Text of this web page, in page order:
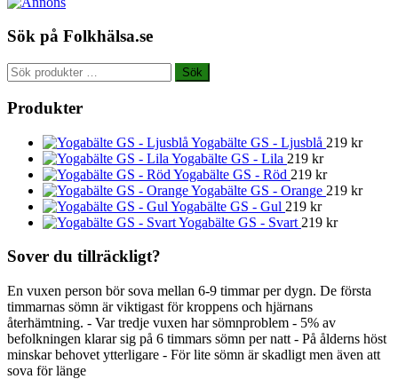
Sök på Folkhälsa.se
Sök
efter:
Sök
Produkter
Yogabälte GS - Ljusblå 219 kr
Yogabälte GS - Lila 219 kr
Yogabälte GS - Röd 219 kr
Yogabälte GS - Orange 219 kr
Yogabälte GS - Gul 219 kr
Yogabälte GS - Svart 219 kr
Sover du tillräckligt?
En vuxen person bör sova mellan 6-9 timmar per dygn. De första
timmarnas sömn är viktigast för kroppens och hjärnans
återhämtning. - Var tredje vuxen har sömnproblem - 5% av
befolkningen klarar sig på 6 timmars sömn per natt - På ålderns höst
minskar behovet ytterligare - För lite sömn är skadligt men även att
sova för länge